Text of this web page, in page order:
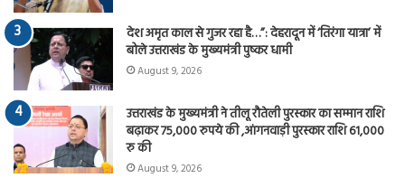
देश अमृत काल से गुजर रहा है…”: देहरादून में ‘तिरंगा यात्रा’ में
बोले उत्तराखंड के मुख्यमंत्री पुष्कर धामी
August 9, 2026
उत्तराखंड के मुख्यमंत्री ने तीलू रौतेली पुरस्कार का सम्मान राशि
बढ़ाकर 75,000 रुपये की ,आंगनवाड़ी पुरस्कार राशि 61,000
रु की
August 9, 2026